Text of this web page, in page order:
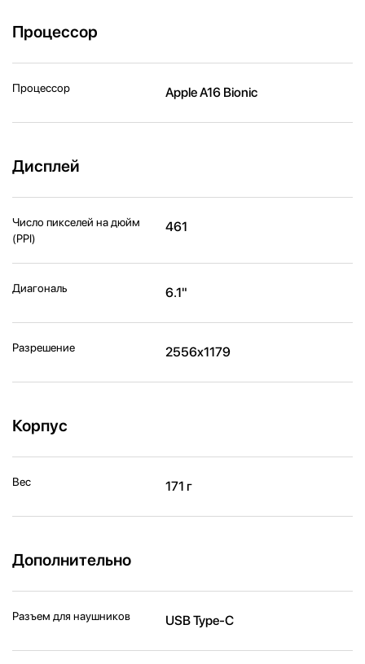
Процессор
Процессор Apple A16 Bionic
Дисплей
Число пикселей на дюйм
(PPI)
461
Диагональ 6.1"
Разрешение 2556x1179
Корпус
Вес 171 г
Дополнительно
Разъем для наушников USB Type-C